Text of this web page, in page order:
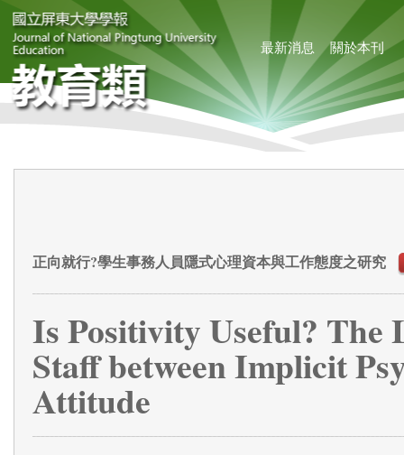
最新消息 關於本刊
正向就行?學生事務人員隱式心理資本與工作態度之研究
Is Positivity Useful? The
Staff between Implicit
Attitude